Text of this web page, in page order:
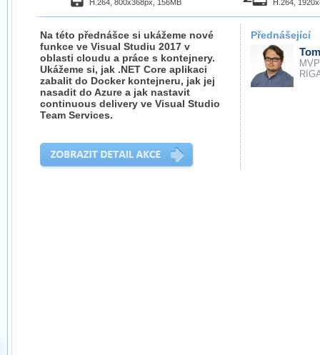
H.264, 800x368px, 156MB H.264,
Na této přednášce si ukážeme nové
funkce ve Visual Studiu 2017 v
oblasti cloudu a práce s kontejnery.
Ukážeme si, jak .NET Core aplikaci
zabalit do Docker kontejneru, jak jej
nasadit do Azure a jak nastavit
continuous delivery ve Visual Studio
Team Services.
Přednášející
MVP